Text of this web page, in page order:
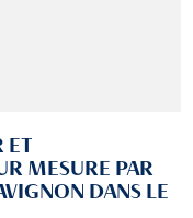
ET
MESURE PAR
DANS LE